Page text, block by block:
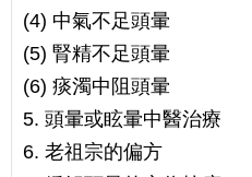
(4) 中氣不足頭暈
(5) 腎精不足頭暈
(6) 痰濁中阻頭暈
5. 頭暈或眩暈中醫治療
6. 老祖宗的偏方